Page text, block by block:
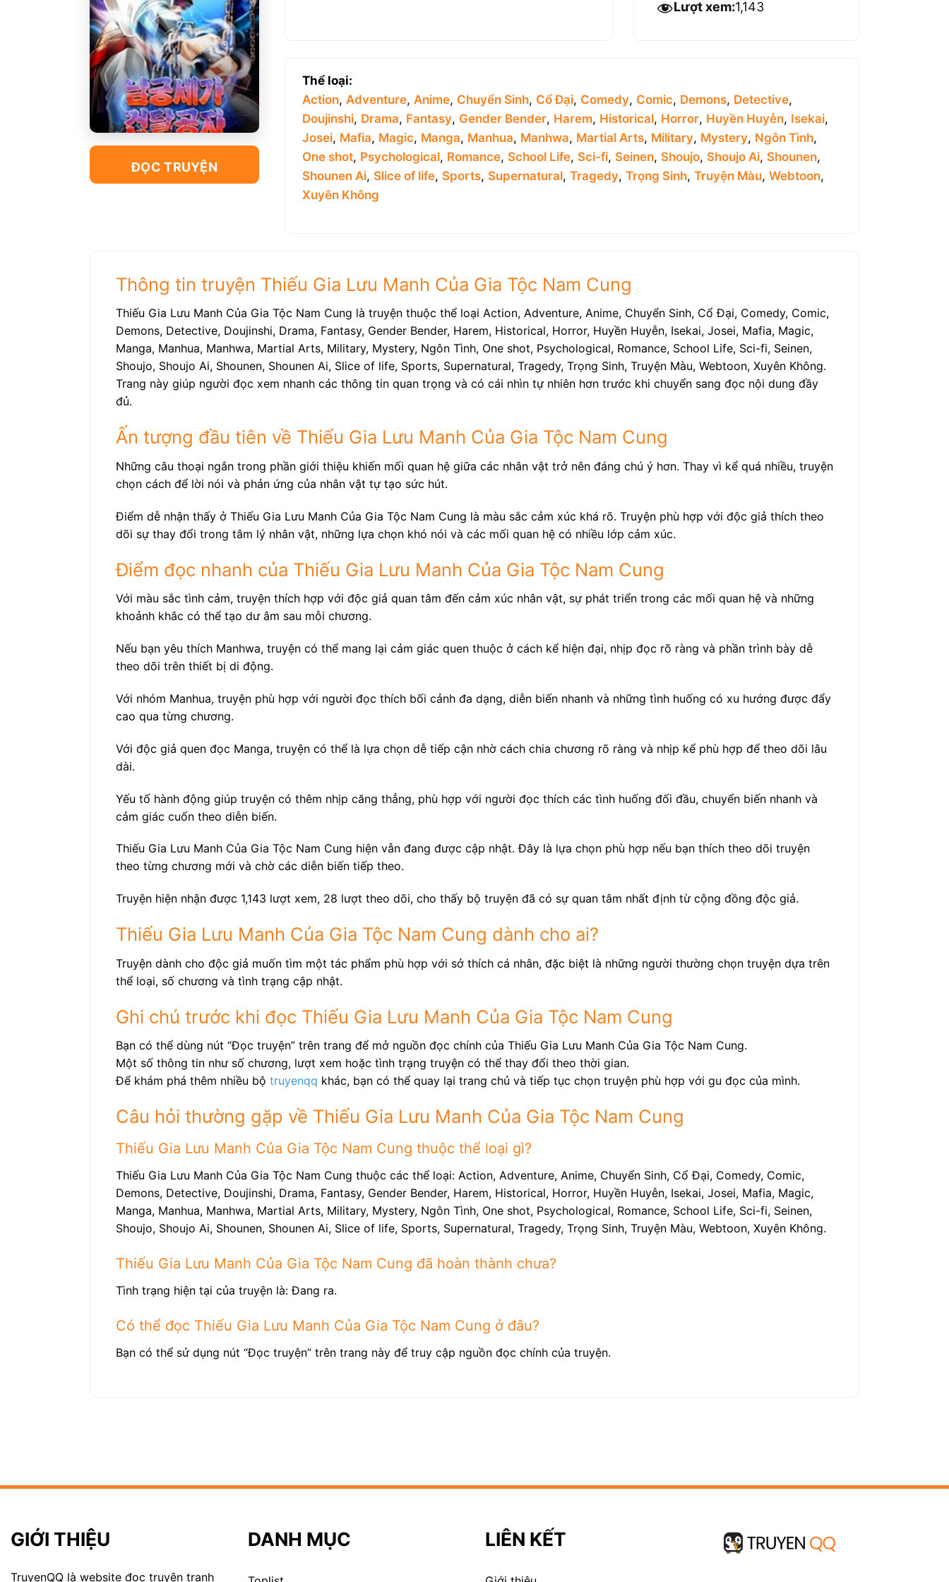
ĐỌC TRUYỆN
Lượt xem:1,143
Thể loại:
Action, Adventure, Anime, Chuyển Sinh, Cổ Đại, Comedy, Comic, Demons, Detective,
Doujinshi, Drama, Fantasy, Gender Bender, Harem, Historical, Horror, Huyền Huyễn, Isekai,
Josei, Mafia, Magic, Manga, Manhua, Manhwa, Martial Arts, Military, Mystery, Ngôn Tình,
One shot, Psychological, Romance, School Life, Sci-fi, Seinen, Shoujo, Shoujo Ai, Shounen,
Shounen Ai, Slice of life, Sports, Supernatural, Tragedy, Trọng Sinh, Truyện Màu, Webtoon,
Xuyên Không
Thông tin truyện Thiếu Gia Lưu Manh Của Gia Tộc Nam Cung
Thiếu Gia Lưu Manh Của Gia Tộc Nam Cung là truyện thuộc thể loại Action, Adventure, Anime, Chuyển Sinh, Cổ Đại, Comedy, Comic,
Demons, Detective, Doujinshi, Drama, Fantasy, Gender Bender, Harem, Historical, Horror, Huyền Huyễn, Isekai, Josei, Mafia, Magic,
Manga, Manhua, Manhwa, Martial Arts, Military, Mystery, Ngôn Tình, One shot, Psychological, Romance, School Life, Sci-fi, Seinen,
Shoujo, Shoujo Ai, Shounen, Shounen Ai, Slice of life, Sports, Supernatural, Tragedy, Trọng Sinh, Truyện Màu, Webtoon, Xuyên Không.
Trang này giúp người đọc xem nhanh các thông tin quan trọng và có cái nhìn tự nhiên hơn trước khi chuyển sang đọc nội dung đầy
đủ.
Ấn tượng đầu tiên về Thiếu Gia Lưu Manh Của Gia Tộc Nam Cung
Những câu thoại ngắn trong phần giới thiệu khiến mối quan hệ giữa các nhân vật trở nên đáng chú ý hơn. Thay vì kể quá nhiều, truyện
chọn cách để lời nói và phản ứng của nhân vật tự tạo sức hút.
Điểm dễ nhận thấy ở Thiếu Gia Lưu Manh Của Gia Tộc Nam Cung là màu sắc cảm xúc khá rõ. Truyện phù hợp với độc giả thích theo
dõi sự thay đổi trong tâm lý nhân vật, những lựa chọn khó nói và các mối quan hệ có nhiều lớp cảm xúc.
Điểm đọc nhanh của Thiếu Gia Lưu Manh Của Gia Tộc Nam Cung
Với màu sắc tình cảm, truyện thích hợp với độc giả quan tâm đến cảm xúc nhân vật, sự phát triển trong các mối quan hệ và những
khoảnh khắc có thể tạo dư âm sau mỗi chương.
Nếu bạn yêu thích Manhwa, truyện có thể mang lại cảm giác quen thuộc ở cách kể hiện đại, nhịp đọc rõ ràng và phần trình bày dễ
theo dõi trên thiết bị di động.
Với nhóm Manhua, truyện phù hợp với người đọc thích bối cảnh đa dạng, diễn biến nhanh và những tình huống có xu hướng được đẩy
cao qua từng chương.
Với độc giả quen đọc Manga, truyện có thể là lựa chọn dễ tiếp cận nhờ cách chia chương rõ ràng và nhịp kể phù hợp để theo dõi lâu
dài.
Yếu tố hành động giúp truyện có thêm nhịp căng thẳng, phù hợp với người đọc thích các tình huống đối đầu, chuyển biến nhanh và
cảm giác cuốn theo diễn biến.
Thiếu Gia Lưu Manh Của Gia Tộc Nam Cung hiện vẫn đang được cập nhật. Đây là lựa chọn phù hợp nếu bạn thích theo dõi truyện
theo từng chương mới và chờ các diễn biến tiếp theo.
Truyện hiện nhận được 1,143 lượt xem, 28 lượt theo dõi, cho thấy bộ truyện đã có sự quan tâm nhất định từ cộng đồng độc giả.
Thiếu Gia Lưu Manh Của Gia Tộc Nam Cung dành cho ai?
Truyện dành cho độc giả muốn tìm một tác phẩm phù hợp với sở thích cá nhân, đặc biệt là những người thường chọn truyện dựa trên
thể loại, số chương và tình trạng cập nhật.
Ghi chú trước khi đọc Thiếu Gia Lưu Manh Của Gia Tộc Nam Cung
Bạn có thể dùng nút “Đọc truyện” trên trang để mở nguồn đọc chính của Thiếu Gia Lưu Manh Của Gia Tộc Nam Cung.
Một số thông tin như số chương, lượt xem hoặc tình trạng truyện có thể thay đổi theo thời gian.
Để khám phá thêm nhiều bộ truyenqq khác, bạn có thể quay lại trang chủ và tiếp tục chọn truyện phù hợp với gu đọc của mình.
Câu hỏi thường gặp về Thiếu Gia Lưu Manh Của Gia Tộc Nam Cung
Thiếu Gia Lưu Manh Của Gia Tộc Nam Cung thuộc thể loại gì?
Thiếu Gia Lưu Manh Của Gia Tộc Nam Cung thuộc các thể loại: Action, Adventure, Anime, Chuyển Sinh, Cổ Đại, Comedy, Comic,
Demons, Detective, Doujinshi, Drama, Fantasy, Gender Bender, Harem, Historical, Horror, Huyền Huyễn, Isekai, Josei, Mafia, Magic,
Manga, Manhua, Manhwa, Martial Arts, Military, Mystery, Ngôn Tình, One shot, Psychological, Romance, School Life, Sci-fi, Seinen,
Shoujo, Shoujo Ai, Shounen, Shounen Ai, Slice of life, Sports, Supernatural, Tragedy, Trọng Sinh, Truyện Màu, Webtoon, Xuyên Không.
Thiếu Gia Lưu Manh Của Gia Tộc Nam Cung đã hoàn thành chưa?
Tình trạng hiện tại của truyện là: Đang ra.
Có thể đọc Thiếu Gia Lưu Manh Của Gia Tộc Nam Cung ở đâu?
Bạn có thể sử dụng nút “Đọc truyện” trên trang này để truy cập nguồn đọc chính của truyện.
GIỚI THIỆU
TruyenQQ là website đọc truyện tranh
DANH MỤC LIÊN KẾT